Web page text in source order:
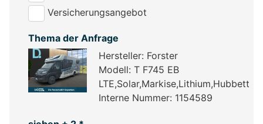
Versicherungsangebot
Thema der Anfrage
Hersteller: Forster
Modell: T F745 EB
LTE,Solar,Markise,Lithium,Hubbett
Interne Nummer: 1154589